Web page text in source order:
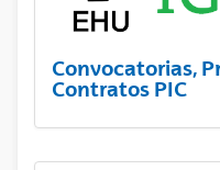
Convocatorias,
Contratos PIC